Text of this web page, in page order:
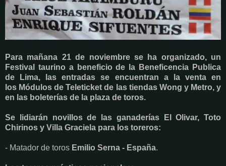
Para mañana 21 de noviembre se ha organizado, un
Festival taurino a beneficio de la Beneficencia Publica
de Lima, las entradas se encuentran a la venta en
los Módulos de Teleticket de las tiendas Wong y Metro, y
en las boleterías de la plaza de toros.
Se lidiarán novillos de las ganaderías El Olivar, Toto
Chirinos y Villa Graciela para los toreros:
- Matador de toros Emilio Serna - España.